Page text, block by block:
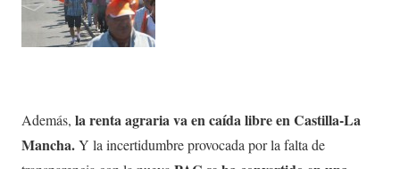
Además, la renta agraria va en caída libre en Castilla-La
Mancha.Y la incertidumbre provocada por la falta de